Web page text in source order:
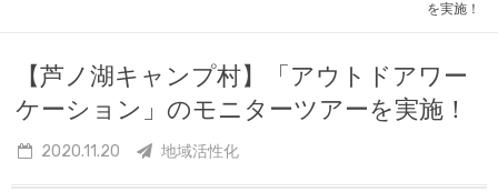
を実施！
【芦ノ湖キャンプ村】「アウトドアワー
ケーション」のモニターツアーを実施！
2020.11.20 地域活性化